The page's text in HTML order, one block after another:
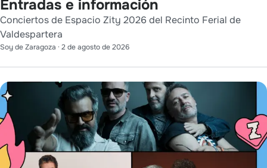
Entradas e información
Conciertos de Espacio Zity 2026 del Recinto Ferial de
Valdespartera
Soy de Zaragoza · 2 de agosto de 2026